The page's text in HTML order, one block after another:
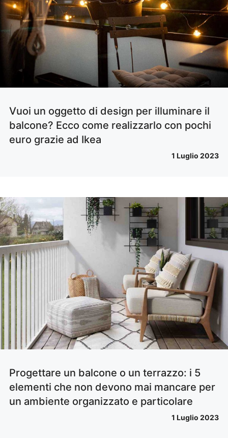
Vuoi un oggetto di design per illuminare il
balcone? Ecco come realizzarlo con pochi
euro grazie ad Ikea
1 Luglio 2023
Progettare un balcone o un terrazzo: i 5
elementi che non devono mai mancare per
un ambiente organizzato e particolare
1 Luglio 2023